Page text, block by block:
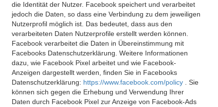
die Identität der Nutzer. Facebook speichert und verarbeitet
jedoch die Daten, so dass eine Verbindung zu dem jeweiligen
Nutzerprofil möglich ist. Das bedeutet, dass aus den
verarbeiteten Daten Nutzerprofile erstellt werden können.
Facebook verarbeitet die Daten in Übereinstimmung mit
Facebooks Datenschutzerklärung. Weitere Informationen
dazu, wie Facebook Pixel arbeitet und wie Facebook-
Anzeigen dargestellt werden, finden Sie in Facebooks
Datenschutzerklärung: https://www.facebook.com/policy
. Sie
können sich gegen die Erhebung und Verwendung Ihrer
Daten durch Facebook Pixel zur Anzeige von Facebook-Ads